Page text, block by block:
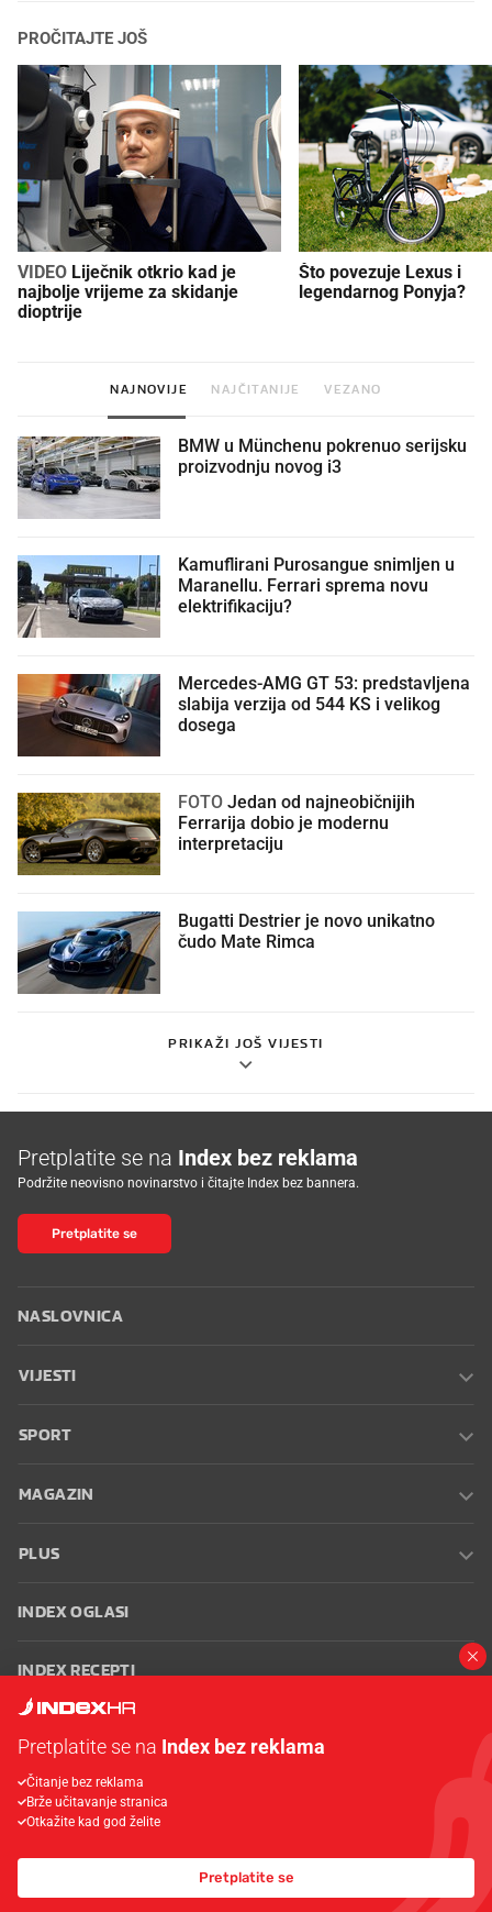
PROČITAJTE JOŠ
VIDEO
najbolje vrijeme za skidanje
dioptrije
Što povezuje Lexus i
legendarnog Ponyja?
NAJNOVIJE NAJČITANIJE VEZANO
BMW u Münchenu pokrenuo serijsku
proizvodnju novog i3
Kamuflirani Purosangue snimljen u
Maranellu. Ferrari sprema novu
elektrifikaciju?
Mercedes-AMG GT 53: predstavljena
slabija verzija od 544 KS i velikog
dosega
FOTO
Ferrarija dobio je modernu
interpretaciju
Bugatti Destrier je novo unikatno
čudo Mate Rimca
PRIKAŽI JOŠ VIJESTI
Pretplatite se na Index bez reklama
Podržite neovisno novinarstvo i čitajte Index bez bannera.
Pretplatite se
NASLOVNICA
VIJESTI
SPORT
MAGAZIN
PLUS
INDEX OGLASI
INDEX RECEPTI
Oglašavanje Zaposli se na Indexu
korištenja
Postavke kolačića
© 2026 Index
Pretplatite se na Index bez reklama
Čitanje bez reklama
Brže učitavanje stranica
Otkažite kad god želite
Pretplatite se